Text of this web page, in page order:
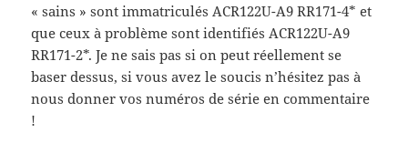
« sains » sont immatriculés ACR122U-A9 RR171-4* et
que ceux à problème sont identifiés ACR122U-A9
RR171-2*. Je ne sais pas si on peut réellement se
baser dessus, si vous avez le soucis n’hésitez pas à
nous donner vos numéros de série en commentaire
!